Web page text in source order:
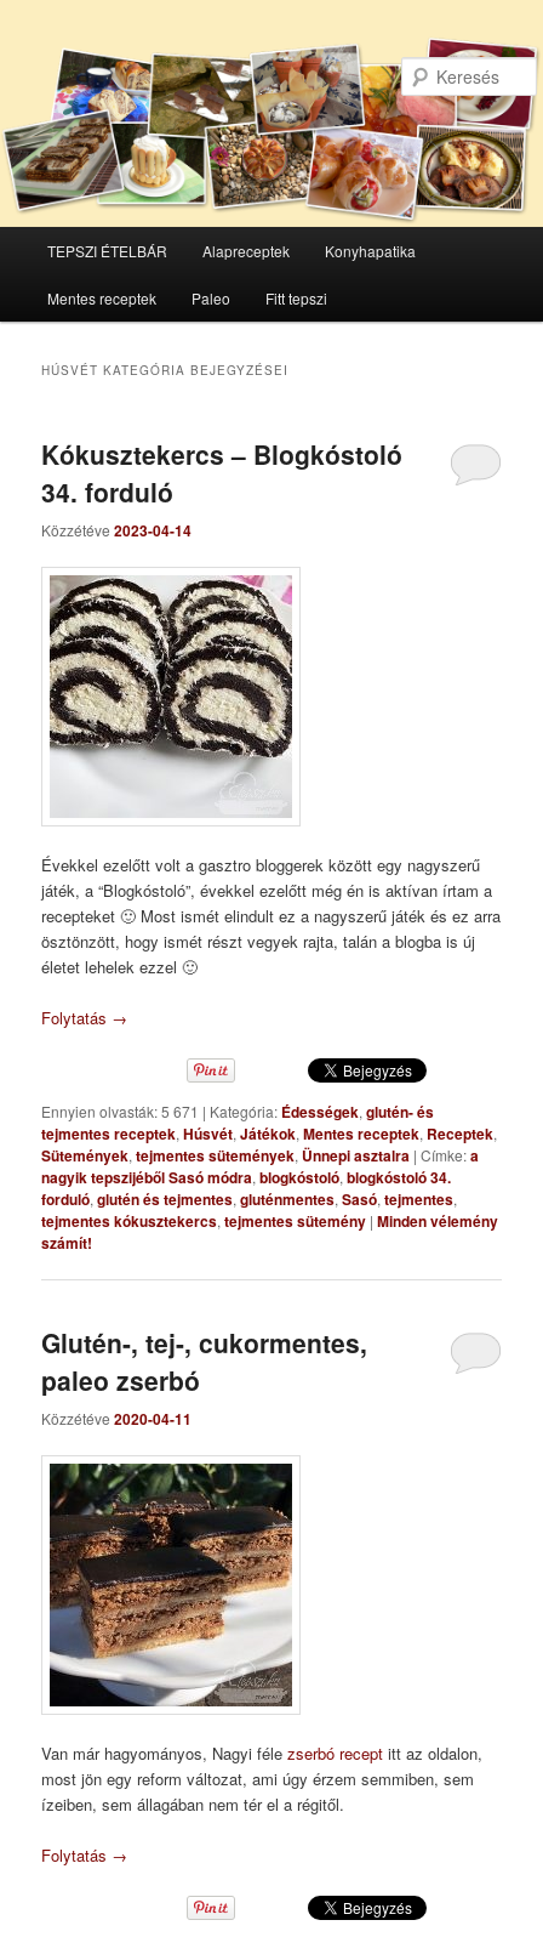
Tovább
az
elsődleges
Tovább
a
másodlagos
TEPSZI ÉTELBÁR Alapreceptek Konyhapatika
Mentes receptek Paleo Fitt tepszi
HÚSVÉT KATEGÓRIA BEJEGYZÉSEI
Kókusztekercs – Blogkóstoló
34. forduló
Közzétéve2023-04-14
Évekkel ezelőtt volt a gasztro bloggerek között egy nagyszerű
játék, a “Blogkóstoló”, évekkel ezelőtt még én is aktívan írtam a
recepteket 🙂 Most ismét elindult ez a nagyszerű játék és ez arra
ösztönzött, hogy ismét részt vegyek rajta, talán a blogba is új
életet lehelek ezzel 🙂
Folytatás →
Ennyien olvasták: 5 671 | Kategória: Édességek,glutén- és
tejmentes receptek,Húsvét,Játékok,Mentes receptek, Receptek,
Sütemények,tejmentes sütemények, Ünnepi asztalra |Címke:a
nagyik tepszijéből Sasó módra,blogkóstoló,blogkóstoló 34.
forduló,glutén és tejmentes,gluténmentes,Sasó,tejmentes,
tejmentes kókusztekercs,tejmentes sütemény |Minden vélemény
számít!
Glutén-, tej-, cukormentes,
paleo zserbó
Közzétéve2020-04-11
Van már hagyományos, Nagyi félezserbó recept itt az oldalon,
most jön egy reform változat, ami úgy érzem semmiben, sem
ízeiben, sem állagában nem tér el a régitől.
Folytatás →